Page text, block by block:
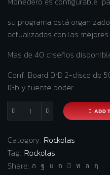
su programa está
actualizados con las
Mas de 40 diseños
Conf: Board DrD 2-disco de
1Gb y fuente poder.
Rockola
pantalla
19"
quantity
ADD
Category: Rockolas
Tag: Rockolas
Share: